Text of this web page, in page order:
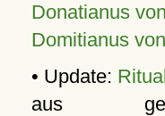
Donatianus
Domitianus
• Update:
aus